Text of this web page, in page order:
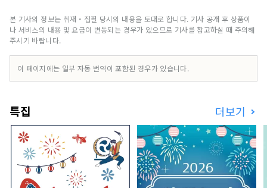
본 기사의 정보는 취재・집필 당시의 내용을 토대로 합니다. 기사 공개 후 상품이
나 서비스의 내용 및 요금이 변동되는 경우가 있으므로 기사를 참고하실 때 주의해
주시기 바랍니다.
이 페이지에는 일부 자동 번역이 포함된 경우가 있습니다.
특집 더보기